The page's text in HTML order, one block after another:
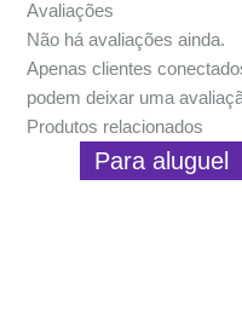
Avaliações
Não há avaliações ainda.
Apenas clientes
podem deixar uma
Produtos relacionados
Para aluguel